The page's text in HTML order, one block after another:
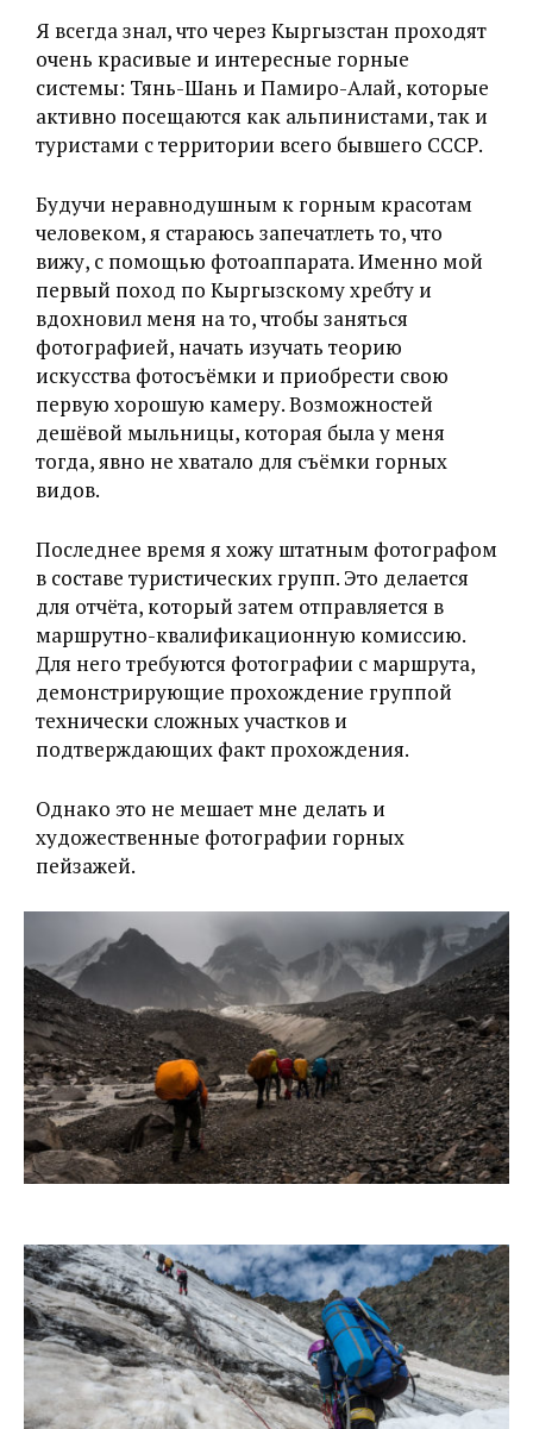
Я всегда знал, что через Кыргызстан проходят
очень красивые и интересные горные
системы: Тянь-Шань и Памиро-Алай, которые
активно посещаются как альпинистами, так и
туристами с территории всего бывшего СССР.
Будучи неравнодушным к горным красотам
человеком, я стараюсь запечатлеть то, что
вижу, с помощью фотоаппарата. Именно мой
первый поход по Кыргызскому хребту и
вдохновил меня на то, чтобы заняться
фотографией, начать изучать теорию
искусства фотосъёмки и приобрести свою
первую хорошую камеру. Возможностей
дешёвой мыльницы, которая была у меня
тогда, явно не хватало для съёмки горных
видов.
Последнее время я хожу штатным фотографом
в составе туристических групп. Это делается
для отчёта, который затем отправляется в
маршрутно-квалификационную комиссию.
Для него требуются фотографии с маршрута,
демонстрирующие прохождение группой
технически сложных участков и
подтверждающих факт прохождения.
Однако это не мешает мне делать и
художественные фотографии горных
пейзажей.